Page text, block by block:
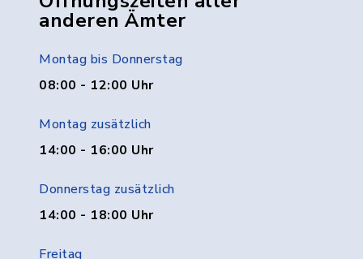
anderen Ämter
Montag bis Donnerstag
08:00 - 12:00 Uhr
Montag zusätzlich
14:00 - 16:00 Uhr
Donnerstag zusätzlich
14:00 - 18:00 Uhr
Freitag